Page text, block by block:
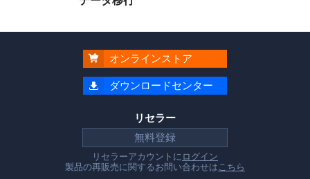
 オンラインストア
 ダウンロードセンター
リセラー
無料登録
リセラーアカウントにログイン
製品の再販売に関するお問い合わせはこちら